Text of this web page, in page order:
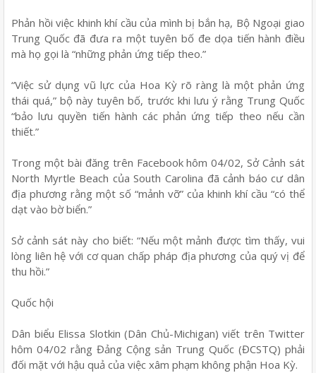
Phản hồi việc khinh khí cầu của mình bị bắn hạ, Bộ Ngoại giao
Trung Quốc đã đưa ra một tuyên bố đe dọa tiến hành điều
mà họ gọi là “những phản ứng tiếp theo.”
“Việc sử dụng vũ lực của Hoa Kỳ rõ ràng là một phản ứng
thái quá,” bộ này tuyên bố, trước khi lưu ý rằng Trung Quốc
“bảo lưu quyền tiến hành các phản ứng tiếp theo nếu cần
thiết.”
Trong một bài đăng trên Facebook hôm 04/02, Sở Cảnh sát
North Myrtle Beach của South Carolina đã cảnh báo cư dân
địa phương rằng một số “mảnh vỡ” của khinh khí cầu “có thể
dạt vào bờ biển.”
Sở cảnh sát này cho biết: “Nếu một mảnh được tìm thấy, vui
lòng liên hệ với cơ quan chấp pháp địa phương của quý vị để
thu hồi.”
Quốc hội
Dân biểu Elissa Slotkin (Dân Chủ-Michigan) viết trên Twitter
hôm 04/02 rằng Đảng Cộng sản Trung Quốc (ĐCSTQ) phải
đối mặt với hậu quả của việc xâm phạm không phận Hoa Kỳ.